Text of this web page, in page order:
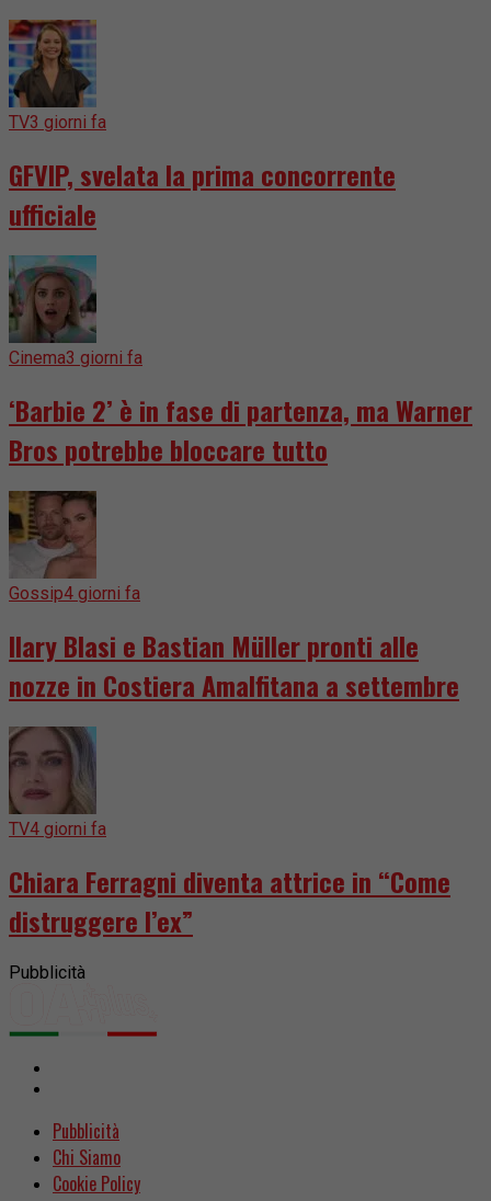
TV3 giorni fa
GFVIP, svelata la prima concorrente
ufficiale
Cinema3 giorni fa
‘Barbie 2’ è in fase di partenza, ma Warner
Bros potrebbe bloccare tutto
Gossip4 giorni fa
Ilary Blasi e Bastian Müller pronti alle
nozze in Costiera Amalfitana a settembre
TV4 giorni fa
Chiara Ferragni diventa attrice in “Come
distruggere l’ex”
Pubblicità
Pubblicità
Chi Siamo
Cookie Policy